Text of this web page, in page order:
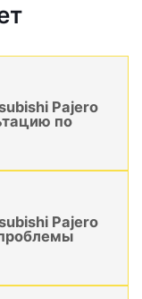
Pajero
по
Pajero